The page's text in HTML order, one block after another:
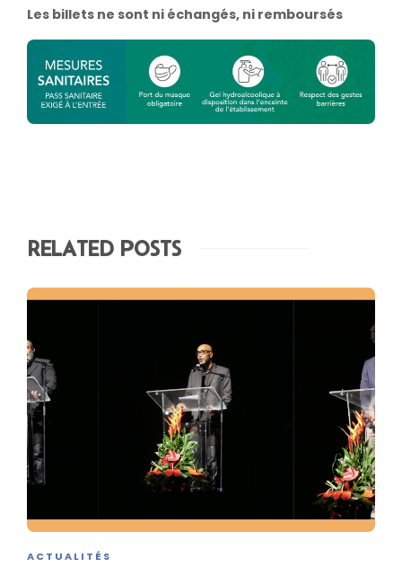
Les billets ne sont ni échangés, ni remboursés
RELATED POSTS
ACTUALITÉS